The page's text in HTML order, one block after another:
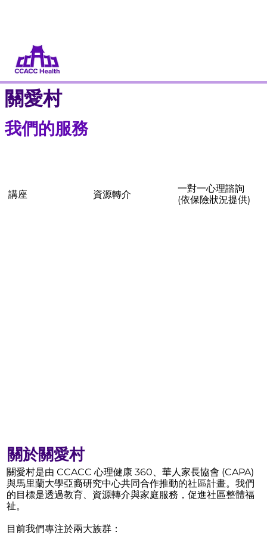
關愛村
我們的服務
講座 資源轉介
一對一心理諮詢
(依保險狀況提供)
關於關愛村
關愛村是由 CCACC 心理健康 360、華人家長協會 (CAPA)
與馬里蘭大學亞裔研究中心共同合作推動的社區計畫。我們
的目標是透過教育、資源轉介與家庭服務，促進社區整體福
祉。
目前我們專注於兩大族群：